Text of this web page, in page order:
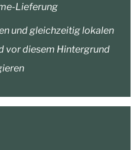
Lieferung
und gleichzeitig lokalen
vor diesem Hintergrund